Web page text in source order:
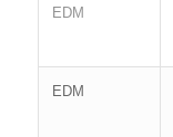
EDM
EDM